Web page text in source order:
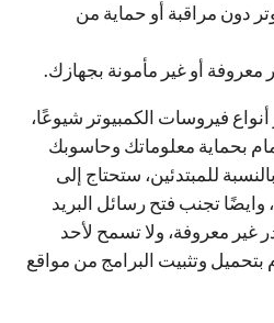
دون مراقبة أو حماية من
أو غير مأمونة بجهازك.
فيروسات الكمبيوتر شيوعًا،
بحماية معلوماتك وحاسوبك
للمبتدئين، ستحتاج إلى
تجنب فتح رسائل البريد
غير معروفة، ولا تسمح لأحد
وتثبيت البرامج من مواقع